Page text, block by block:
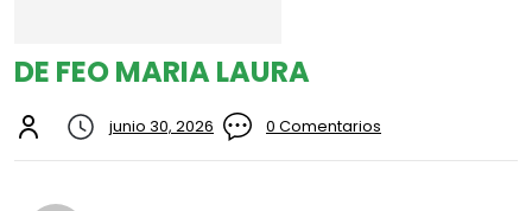
DE FEO MARIA LAURA
junio 30, 2026 0 Comentarios